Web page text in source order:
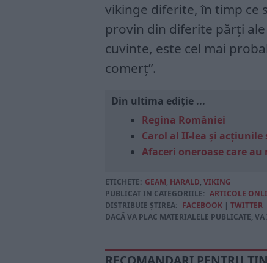
vikinge diferite, în timp ce
provin din diferite părți
cuvinte, este cel mai
comerț”.
Din ultima ediție ...
Regina României
Carol al II-lea și
Afaceri oneroase care
ETICHETE: GEAM, HARALD, VIKING
PUBLICAT IN CATEGORIILE: ARTICOLE
DISTRIBUIE ȘTIREA: FACEBOOK | TWITTER
DACĂ VA PLAC MATERIALELE PUBLICATE,